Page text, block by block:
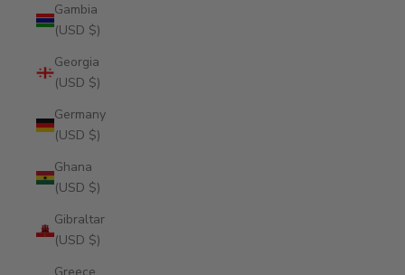
Gambia
(USD $)
Georgia
(USD $)
Germany
(USD $)
Ghana
(USD $)
Gibraltar
(USD $)